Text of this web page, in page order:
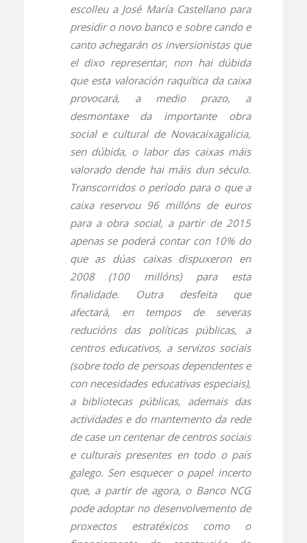
escolleu a José María Castellano para
presidir o novo banco e sobre cando e
canto achegarán os inversionistas que
el dixo representar, non hai dúbida
que esta valoración raquítica da caixa
provocará, a medio prazo, a
desmontaxe da importante obra
social e cultural de Novacaixagalicia,
sen dúbida, o labor das caixas máis
valorado dende hai máis dun século.
Transcorridos o período para o que a
caixa reservou 96 millóns de euros
para a obra social, a partir de 2015
apenas se poderá contar con 10% do
que as dúas caixas dispuxeron en
2008 (100 millóns) para esta
finalidade. Outra desfeita que
afectará, en tempos de severas
reducións das políticas públicas, a
centros educativos, a servizos sociais
(sobre todo de persoas dependentes e
con necesidades educativas especiais),
a bibliotecas públicas, ademais das
actividades e do mantemento da rede
de case un centenar de centros sociais
e culturais presentes en todo o país
galego. Sen esquecer o papel incerto
que, a partir de agora, o Banco NCG
pode adoptar no desenvolvemento de
proxectos estratéxicos como o